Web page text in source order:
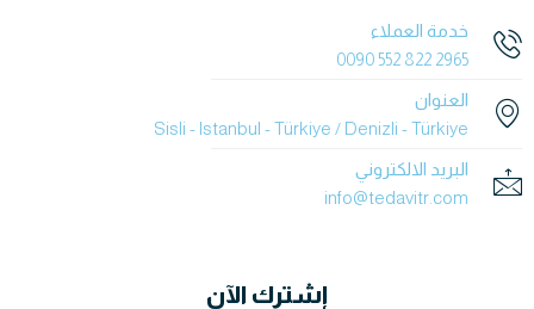
خدمة العملاء
2965 822 552 0090
العنوان
Sisli - Istanbul - Türkiye / Denizli - Türkiye
البريد الالكتروني
info@tedavitr.com
إشترك الآن